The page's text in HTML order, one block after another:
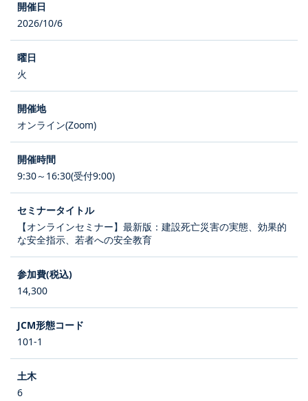
2026/10/6
火
オンライン(Zoom)
9:30～16:30(受付9:00)
【オンラインセミナー】最新版：建設死亡災害の実態、効果的
な安全指示、若者への安全教育
14,300
101-1
6